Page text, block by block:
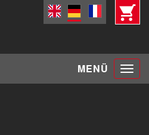
MENÜ Toggle